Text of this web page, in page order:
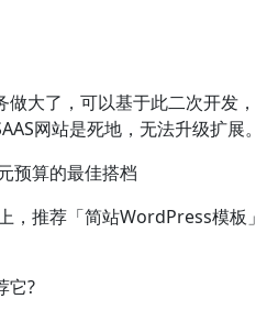
大了，可以基于此二次开发，
网站是死地，无法升级扩展。
预算的最佳搭档
，推荐「简站WordPress模板」
它?